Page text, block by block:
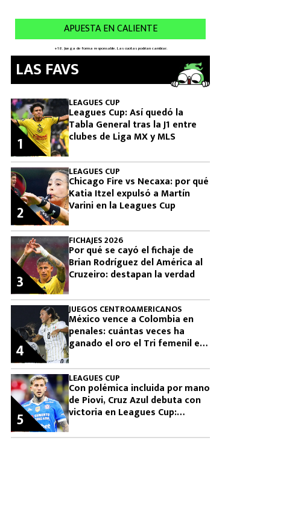
LAS FAVS
LEAGUES CUP
Leagues Cup: Así quedó la
Tabla General tras la J1 entre
clubes de Liga MX y MLS
1
LEAGUES CUP
Chicago Fire vs Necaxa: por qué
Katia Itzel expulsó a Martín
Varini en la Leagues Cup
2
FICHAJES 2026
Por qué se cayó el fichaje de
Brian Rodríguez del América al
Cruzeiro: destapan la verdad
3
JUEGOS CENTROAMERICANOS
México vence a Colombia en
penales: cuántas veces ha
ganado el oro el Tri femenil en
4
LEAGUES CUP
Con polémica incluida por mano
de Piovi, Cruz Azul debuta con
victoria en Leagues Cup:
5